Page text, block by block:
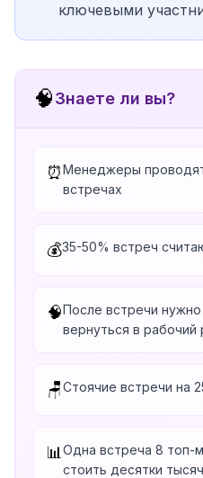
ключевыми
🧠Знаете ли вы?
⏰Менеджеры
встречах
💰35-50% встреч
🧠После встречи
вернуться в рабочий
🪑Стоячие встречи на
📊 Одна встреча 8
стоить десятки тысяч